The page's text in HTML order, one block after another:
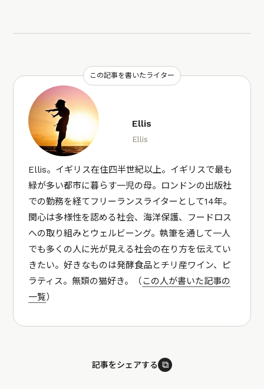
この記事を書いたライター
Ellis
Ellis
Ellis。イギリス在住四半世紀以上。イギリスで最も
緑が多い都市に暮らす一児の母。ロンドンの出版社
での勤務を経てフリーランスライターとして14年。
関心は多様性を認める社会、海洋保護、フードロス
への取り組みとウェルビーング。執筆を通して一人
でも多くの人に光が見える社会の在り方を伝えてい
きたい。好きなものは発酵食品とチリ産ワイン、ピ
ラティス。無類の猫好き。（この人が書いた記事の
一覧）
記事をシェアする ⧉